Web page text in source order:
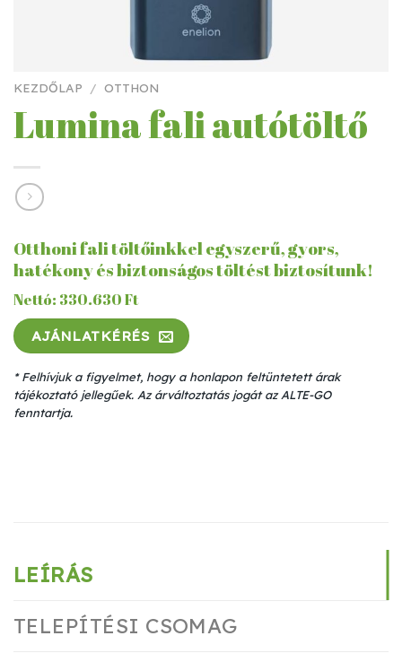
KEZDŐLAP / OTTHON
Lumina fali autótöltő
Otthoni fali töltőinkkel egyszerű, gyors,
hatékony és biztonságos töltést biztosítunk!
Nettó: 330.630 Ft
AJÁNLATKÉRÉS
* Felhívjuk a figyelmet, hogy a honlapon feltüntetett árak
tájékoztató jellegűek. Az árváltoztatás jogát az ALTE-GO
fenntartja.
LEÍRÁS
TELEPÍTÉSI CSOMAG